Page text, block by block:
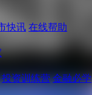
快讯 在线帮助
投资训练营 金融必学